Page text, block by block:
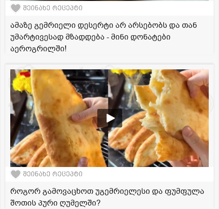
შეინახე რეცეპტი
ამაზე გემრიელი დესერტი არ არსებობს და თან
უმარტივესად მზადდება - მინი დონატები
აეროგრილში!
შეინახე რეცეპტი
როგორ გამოვაცხოთ უგემრიელესი და ფუმფულა
შოთის პური ღუმელში?